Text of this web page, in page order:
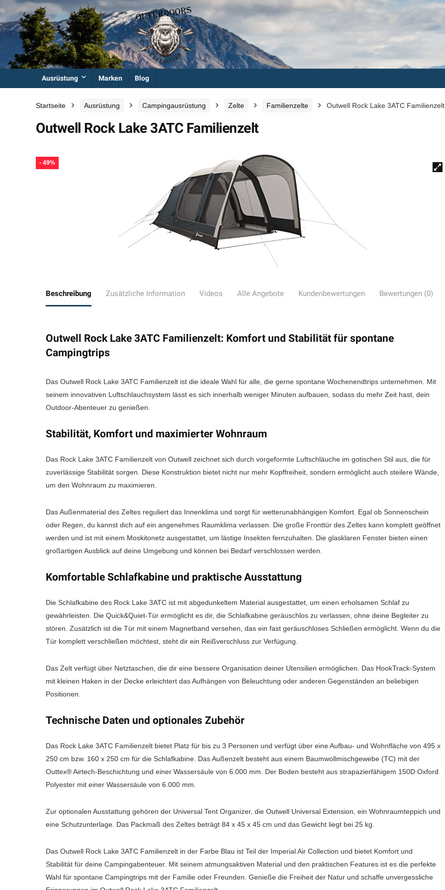
Ausrüstung Marken Blog
Startseite Ausrüstung Campingausrüstung Zelte Familienzelte Outwell Rock Lake 3ATC Familienzelt
Outwell Rock Lake 3ATC Familienzelt
- 49%
Beschreibung Zusätzliche Information Videos Alle Angebote Kundenbewertungen Bewertungen (0)
Outwell Rock Lake 3ATC Familienzelt: Komfort und Stabilität für spontane
Campingtrips
Das Outwell Rock Lake 3ATC Familienzelt ist die ideale Wahl für alle, die gerne spontane Wochenendtrips unternehmen. Mit
seinem innovativen Luftschlauchsystem lässt es sich innerhalb weniger Minuten aufbauen, sodass du mehr Zeit hast, dein
Outdoor-Abenteuer zu genießen.
Stabilität, Komfort und maximierter Wohnraum
Das Rock Lake 3ATC Familienzelt von Outwell zeichnet sich durch vorgeformte Luftschläuche im gotischen Stil aus, die für
zuverlässige Stabilität sorgen. Diese Konstruktion bietet nicht nur mehr Kopffreiheit, sondern ermöglicht auch steilere Wände,
um den Wohnraum zu maximieren.
Das Außenmaterial des Zeltes reguliert das Innenklima und sorgt für wetterunabhängigen Komfort. Egal ob Sonnenschein
oder Regen, du kannst dich auf ein angenehmes Raumklima verlassen. Die große Fronttür des Zeltes kann komplett geöffnet
werden und ist mit einem Moskitonetz ausgestattet, um lästige Insekten fernzuhalten. Die glasklaren Fenster bieten einen
großartigen Ausblick auf deine Umgebung und können bei Bedarf verschlossen werden.
Komfortable Schlafkabine und praktische Ausstattung
Die Schlafkabine des Rock Lake 3ATC ist mit abgedunkeltem Material ausgestattet, um einen erholsamen Schlaf zu
gewährleisten. Die Quick&Quiet-Tür ermöglicht es dir, die Schlafkabine geräuschlos zu verlassen, ohne deine Begleiter zu
stören. Zusätzlich ist die Tür mit einem Magnetband versehen, das ein fast geräuschloses Schließen ermöglicht. Wenn du die
Tür komplett verschließen möchtest, steht dir ein Reißverschluss zur Verfügung.
Das Zelt verfügt über Netztaschen, die dir eine bessere Organisation deiner Utensilien ermöglichen. Das HookTrack-System
mit kleinen Haken in der Decke erleichtert das Aufhängen von Beleuchtung oder anderen Gegenständen an beliebigen
Positionen.
Technische Daten und optionales Zubehör
Das Rock Lake 3ATC Familienzelt bietet Platz für bis zu 3 Personen und verfügt über eine Aufbau- und Wohnfläche von 495 x
250 cm bzw. 160 x 250 cm für die Schlafkabine. Das Außenzelt besteht aus einem Baumwollmischgewebe (TC) mit der
Outtex® Airtech-Beschichtung und einer Wassersäule von 6.000 mm. Der Boden besteht aus strapazierfähigem 150D Oxford
Polyester mit einer Wassersäule von 6.000 mm.
Zur optionalen Ausstattung gehören der Universal Tent Organizer, die Outwell Universal Extension, ein Wohnraumteppich und
eine Schutzunterlage. Das Packmaß des Zeltes beträgt 84 x 45 x 45 cm und das Gewicht liegt bei 25 kg.
Das Outwell Rock Lake 3ATC Familienzelt in der Farbe Blau ist Teil der Imperial Air Collection und bietet Komfort und
Stabilität für deine Campingabenteuer. Mit seinem atmungsaktiven Material und den praktischen Features ist es die perfekte
Wahl für spontane Campingtrips mit der Familie oder Freunden. Genieße die Freiheit der Natur und schaffe unvergessliche